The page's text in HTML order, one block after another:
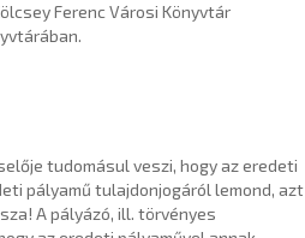
Ferenc Városi Könyvtár
tudomásul veszi, hogy az eredeti
pályamű tulajdonjogáról lemond, azt
A pályázó, ill. törvényes